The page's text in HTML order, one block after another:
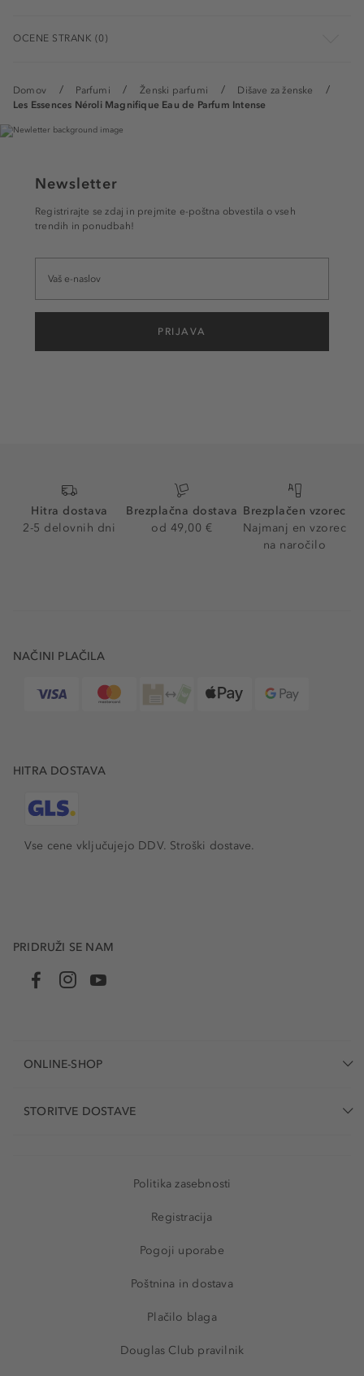
Domov Parfumi Ženski parfumi
Dišave za ženske
Les Essences Néroli Magnifique Eau de Parfum Intense
OCENE STRANK (0)
Newsletter
Registrirajte se zdaj in prejmite e-poštna obvestila o vseh
trendih in ponudbah!
PRIJAVA
Hitra dostava
2-5 delovnih dni
Brezplačna dostava
od 49,00 €
Brezplačen vzorec
Najmanj en vzorec
na naročilo
NAČINI PLAČILA
HITRA DOSTAVA
Vse cene vključujejo DDV. Stroški dostave.
PRIDRUŽI SE NAM
ONLINE-SHOP
STORITVE DOSTAVE
Politika zasebnosti
Registracija
Pogoji uporabe
Poštnina in dostava
Plačilo blaga
Douglas Club pravilnik